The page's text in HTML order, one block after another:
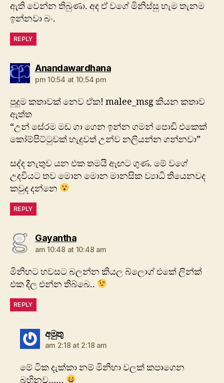
ඇති වෙන්න තිබුණා. අද ඒ වගේ මිනිස්සු හැම තැනම
ඉන්නවා බං.
REPLY
Anandawardhanasays:
pm 10:54 at 10:54 pm
පුදුම කතාවක් නෙව ඒක! malee_msg කියන කතාව
ඇත්ත
“උන් සේරම මඩ ගා ගෙන ඉන්න ගමන් පොඩි එකෙක්
කෝම්පිට්ටුවක් හැදුවත් උන්ව නලියන්න ගන්නවා”
සද්ද නැතුව යන එක තමයි ඇඟට ගුණ. මේ වගේ
උදවියට තව මොන මොන මානසික ව්‍යාධි තියෙනවද
කවුද දන්නෙ
REPLY
Gayanthasays:
am 10:48 at 10:48 am
මිනිහට හවසට බලන්න කියල බ්ලොග් එකේ ලින්ක්
එක දීල එන්න තිබ්බෙ..
REPLY
අමුතුsays:
am 2:18 at 2:18 am
මේ ටික දැක්කා නම් මිනිහා වලක් කපාගෙන
බහිනව……